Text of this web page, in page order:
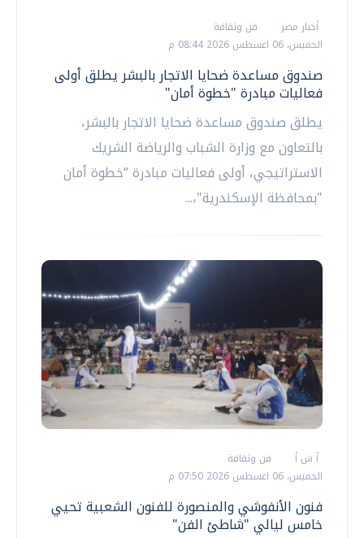
أخبار مصر
فن وثقافة
الخميس، 06 اغسطس 2026 08:44 م
صندوق مساعدة ضحايا الاتجار بالبشر يطلق أولى
فعاليات مبادرة "خطوة أمان"
يطلق صندوق مساعدة ضحايا الاتجار بالبشر،
بالتعاون مع وزارة الشباب والرياضة الشريك
الاستراتيجي، أولى فعاليات مبادرة “خطوة أمان
"بمحافظة الإسكندرية"،...
أ ش أ
فن وثقافة
الخميس، 06 اغسطس 2026 07:50 م
فنون الأنفوشي والمنصورة للفنون الشعبية تحيي
خامس ليالي "شاطئ الفن"